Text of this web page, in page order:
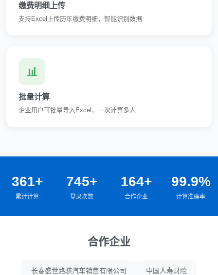
缴费明细上传
支持Excel上传历年缴费明细，智能识别数据
📊
批量计算
企业用户可批量导入Excel，一次计算多人
361+
累计计算
745+
登录次数
164+
合作企业
99.9%
计算准确率
合作企业
长春盛世路骐汽车销售有限公司 中国人寿财险